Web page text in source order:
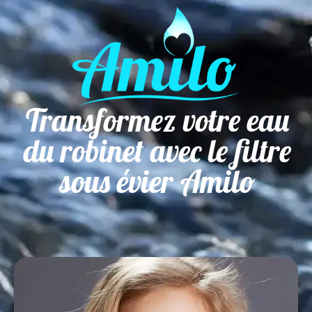
Transformez votre eau
du robinet avec le filtre
sous évier Amilo